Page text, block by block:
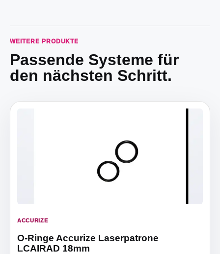
WEITERE PRODUKTE
Passende Systeme für
den nächsten Schritt.
ACCURIZE
O-Ringe Accurize Laserpatrone
LCAIRAD 18mm